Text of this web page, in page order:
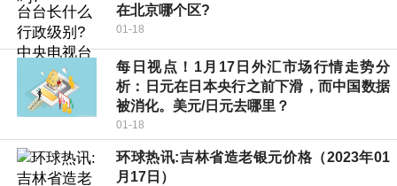
在北京哪个区?
01-18
每日视点！1月17日外汇市场行情走势分
析：日元在日本央行之前下滑，而中国数据
被消化。美元/日元去哪里？
01-18
环球热讯:吉林省造老银元价格（2023年01
月17日）